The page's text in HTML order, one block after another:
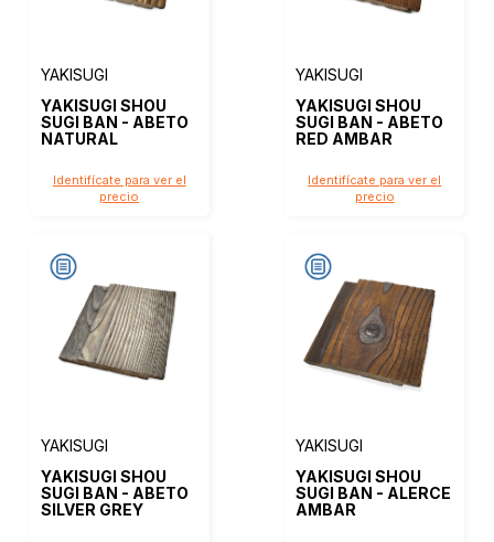
YAKISUGI
YAKISUGI SHOU
SUGI BAN - ABETO
NATURAL
Identifícate para ver el
precio
YAKISUGI
YAKISUGI SHOU
SUGI BAN - ABETO
RED AMBAR
Identifícate para ver el
precio
YAKISUGI
YAKISUGI SHOU
SUGI BAN - ABETO
SILVER GREY
YAKISUGI
YAKISUGI SHOU
SUGI BAN - ALERCE
AMBAR